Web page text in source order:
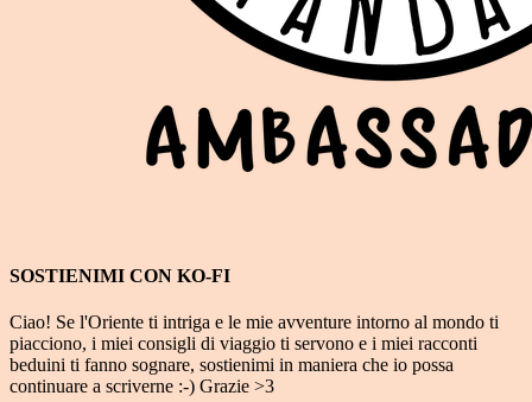
SOSTIENIMI CON KO-FI
Ciao! Se l'Oriente ti intriga e le mie avventure intorno al mondo ti
piacciono, i miei consigli di viaggio ti servono e i miei racconti
beduini ti fanno sognare, sostienimi in maniera che io possa
continuare a scriverne :-) Grazie >3